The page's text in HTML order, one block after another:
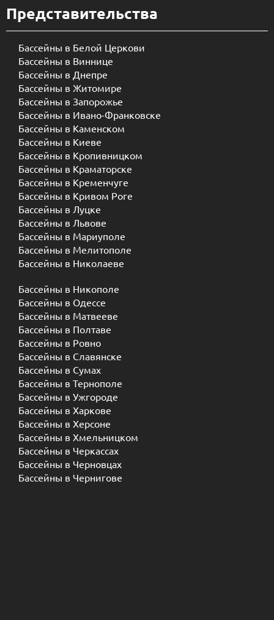
Представительства
Бассейны в Белой Церкови
Бассейны в Виннице
Бассейны в Днепре
Бассейны в Житомире
Бассейны в Запорожье
Бассейны в Ивано-Франковске
Бассейны в Каменском
Бассейны в Киеве
Бассейны в Кропивницком
Бассейны в Краматорске
Бассейны в Кременчуге
Бассейны в Кривом Роге
Бассейны в Луцке
Бассейны в Львове
Бассейны в Мариуполе
Бассейны в Мелитополе
Бассейны в Николаеве
Бассейны в Никополе
Бассейны в Одессе
Бассейны в Матвееве
Бассейны в Полтаве
Бассейны в Ровно
Бассейны в Славянске
Бассейны в Сумах
Бассейны в Тернополе
Бассейны в Ужгороде
Бассейны в Харкове
Бассейны в Херсоне
Бассейны в Хмельницком
Бассейны в Черкассах
Бассейны в Черновцах
Бассейны в Чернигове